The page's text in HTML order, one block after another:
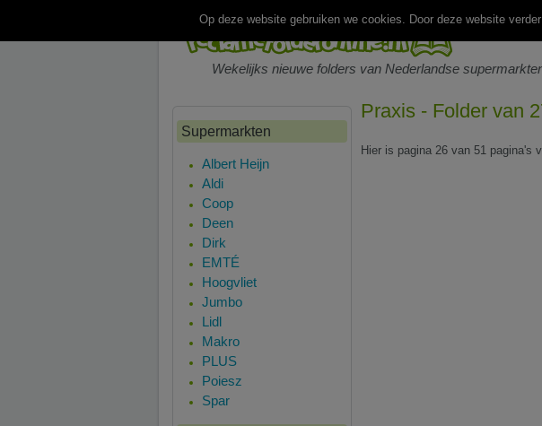
Wekelijks nieuwe folders van Nederlandse
Praxis - Folder van
Hier is pagina 26 van 51 pagina's
Supermarkten
Albert Heijn
Aldi
Coop
Deen
Dirk
EMTÉ
Hoogvliet
Jumbo
Lidl
Makro
PLUS
Poiesz
Spar
Op deze website gebruiken we cookies. Door deze website